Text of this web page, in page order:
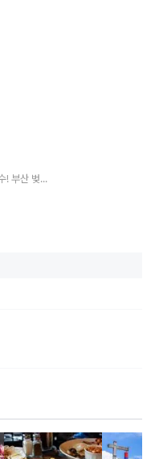
“일본 벚꽃길 인줄..?” 낭만 가득 인스타 사진 필수! 부산 벚꽃 명소 7곳 추천